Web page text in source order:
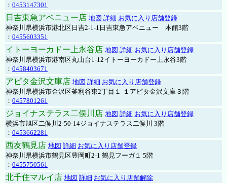
： 0453147301
日吉東急アベニュー店 地図 詳細 お気に入り店舗登録
神奈川県横浜市港北区日吉2-1-1日吉東急アベニュー 本館3階
： 0455603351
イトーヨーカドー上永谷店 地図 詳細 お気に入り店舗登録
神奈川県横浜市港南区丸山台1-12イトーヨーカドー上永谷3階
： 0458403671
アピタ金沢文庫店 地図 詳細 お気に入り店舗登録
神奈川県横浜市金沢区釜利谷東2丁目１-１アピタ金沢文庫３階
： 0457801261
ジョイナステラス二俣川店 地図 詳細 お気に入り店舗登録
横浜市旭区二俣川2-50-14ジョイナステラス二俣川 3階
： 0453662281
西友鶴見店 地図 詳細 お気に入り店舗登録
神奈川県横浜市鶴見区豊岡町2-1 鶴見フーガ１ 5階
： 0455750561
北千住マルイ店 地図 詳細 お気に入り店舗解除